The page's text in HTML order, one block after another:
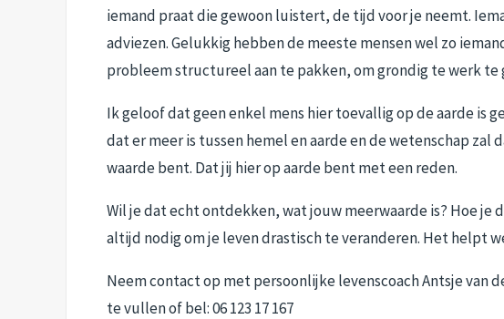
iemand praat die gewoon luistert, de tijd voor je neemt.
adviezen. Gelukkig hebben de meeste mensen wel zo
probleem structureel aan te pakken, om grondig te werk te
Ik geloof dat geen enkel mens hier toevallig op de aarde is
dat er meer is tussen hemel en aarde en de wetenschap
waarde bent. Dat jij hier op aarde bent met een reden.
Wil je dat echt ontdekken, wat jouw meerwaarde is? Hoe
altijd nodig om je leven drastisch te veranderen. Het helpt
Neem contact op met persoonlijke levenscoach Antsje van
te vullen of bel: 06 123 17 167